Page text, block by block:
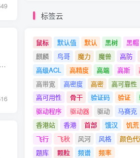
Nix 软件包管理器可以安装在任何 Linux 发行版上。具体方法如下。 人们喜欢使用不可变的 NixOS的原因之一是它的 Nix 包管理器。 它有超过 80,000 个软件包，这可能与 Debian 软件包的数量相差比...
标签云
鼠标 默认值 默认 黑树 黑帽
麒麟
鸟哥 魔力 魔兽 高防
高级ACL
高精度 高端 高斯
高带宽
高密度 高密
高可靠性
高可用性
骨干 验证码 验证
驱动程序
驱动器 驱动 马赛克
香港站
香港 首部 饿汉 饥荒
飞行
飞秋 风河 风格 颜色
题库
颗粒 频谱 频率